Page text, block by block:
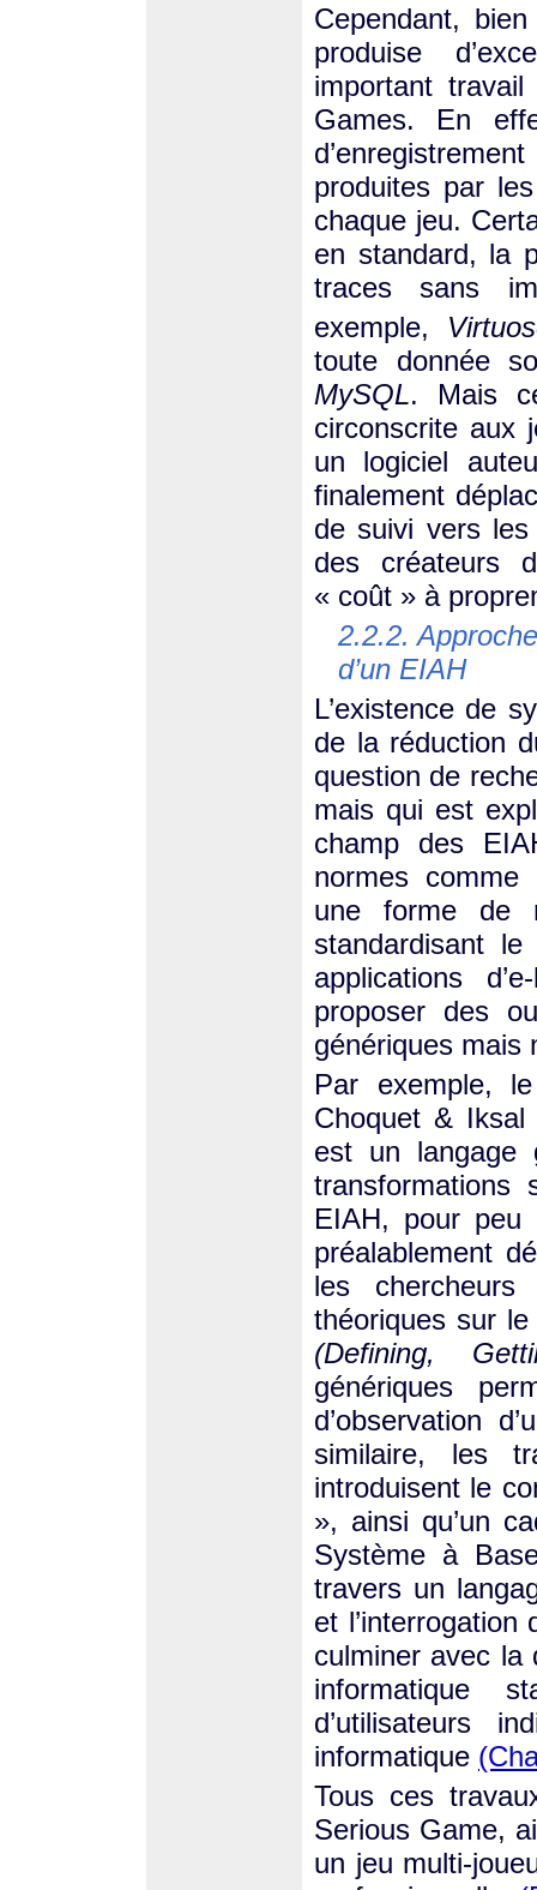
Cependant,
produise
important
Games. En
produites par
chaque jeu.
en standard, la
traces sans
exemple,
toute donnée
MySQL. Mais
circonscrite aux
un logiciel
finalement
de suivi vers
des créateurs
« coût » à
2.2.2.
d’un EIAH
L’existence de
de la réduction
question de
mais qui est
champ des
normes
une forme de
standardisant
applications
proposer des
génériques mais
Par exemple,
Choquet & Iksal
est un langage
transformations
EIAH, pour
préalablement
les
théoriques sur
(Defining,
génériques
d’observation
similaire, les
introduisent le
», ainsi qu’un
Système à
travers un
et
culminer avec la
informatique
d’utilisateurs
informatique
Tous ces
Serious Game,
un jeu multi-